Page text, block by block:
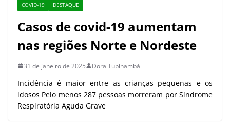
COVID-19 DESTAQUE
Casos de covid-19 aumentam
nas regiões Norte e Nordeste
31 de janeiro de 2025 Dora Tupinambá
Incidência é maior entre as crianças pequenas e os
idosos Pelo menos 287 pessoas morreram por Síndrome
Respiratória Aguda Grave